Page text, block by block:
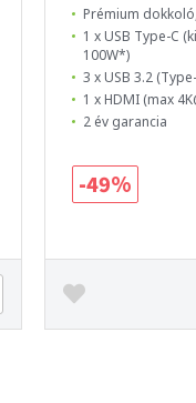
Prémium
1 x USB Type-C
100W*)
3 x USB 3.2
1 x HDMI (max
2 év garancia
-49%